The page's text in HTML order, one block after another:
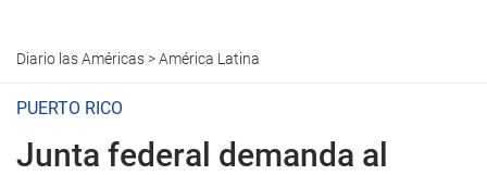
Diario las Américas>América Latina
PUERTO RICO
Junta federal demanda al